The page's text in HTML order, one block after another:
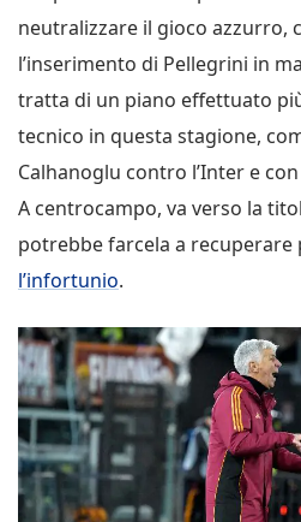
neutralizzare il gioco azzurro,
l’inserimento di Pellegrini in
tratta di un piano effettuato
tecnico in questa stagione,
Calhanoglu contro l’Inter e
A centrocampo, va verso la
potrebbe farcela a recuperare
l’infortunio.